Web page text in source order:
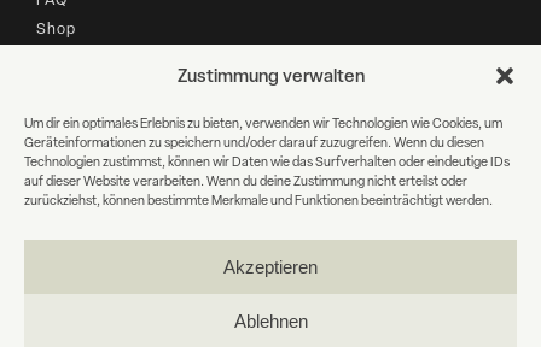
Zustimmung verwalten
Um dir ein optimales Erlebnis zu bieten, verwenden wir Technologien wie Cookies, um
Geräteinformationen zu speichern und/oder darauf zuzugreifen. Wenn du diesen
Technologien zustimmst, können wir Daten wie das Surfverhalten oder eindeutige IDs
auf dieser Website verarbeiten. Wenn du deine Zustimmung nicht erteilst oder
zurückziehst, können bestimmte Merkmale und Funktionen beeinträchtigt werden.
Akzeptieren
Ablehnen
Shop
Newsletter Anmeldung
E-
Mail